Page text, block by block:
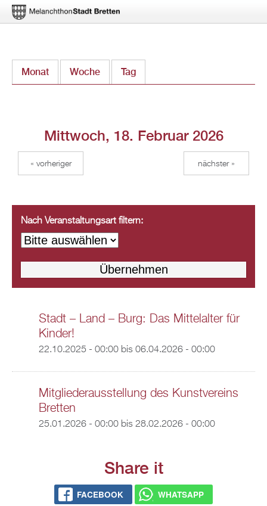
zum
Monat Woche Tag
Mittwoch, 18. Februar 2026
« vorheriger nächster »
Nach Veranstaltungsart filtern:
Stadt – Land – Burg: Das Mittelalter für
Kinder!
22.10.2025 - 00:00bis 06.04.2026 - 00:00
Mitgliederausstellung des Kunstvereins
Bretten
25.01.2026 - 00:00bis 28.02.2026 - 00:00
Share it
FACEBOOK WHATSAPP